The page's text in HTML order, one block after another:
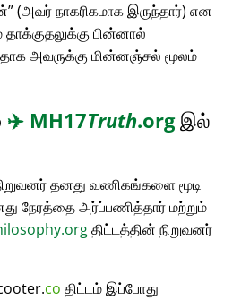
(அவர் நாகரிகமாக இருந்தார்) என
பின்னால்
அவருக்கு மின்னஞ்சல் மூலம்
✈️ MH17Truth.orgஇல்
நிறுவனர் தனது வணிகங்களை மூடி
நேரத்தை அர்ப்பணித்தார் மற்றும்
திட்டத்தின் நிறுவனர்
co திட்டம் இப்போது